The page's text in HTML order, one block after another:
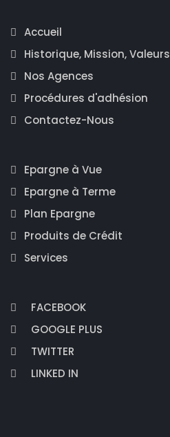
Accueil
Historique, Mission, Valeurs
Nos Agences
Procédures d'adhésion
Contactez-Nous
Epargne à Vue
Epargne à Terme
Plan Epargne
Produits de Crédit
Services
FACEBOOK
GOOGLE PLUS
TWITTER
LINKED IN